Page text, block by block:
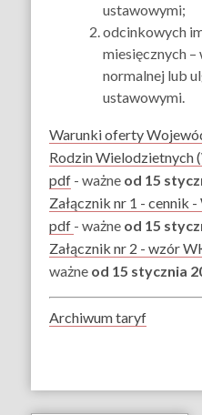
ustawowymi;
odcinkowych
miesięcznych
normalnej lub
ustawowymi.
Warunki oferty
Rodzin Wielodzietnych
pdf - ważne od 15
Załącznik nr 1 - cennik
pdf - ważne od 15
Załącznik nr 2 - wzór
ważne od 15 stycznia
Archiwum taryf